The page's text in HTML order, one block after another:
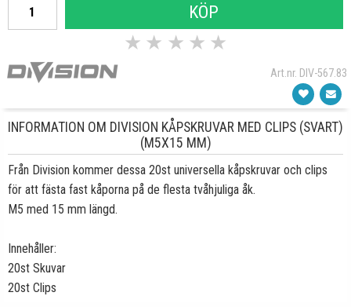
KÖP
★ ★ ★ ★ ★
Art.nr. DIV-567.83
INFORMATION OM DIVISION KÅPSKRUVAR MED CLIPS (SVART)
(M5X15 MM)
Från Division kommer dessa 20st universella kåpskruvar och clips
för att fästa fast kåporna på de flesta tvåhjuliga åk.
M5 med 15 mm längd.
Innehåller:
20st Skuvar
20st Clips